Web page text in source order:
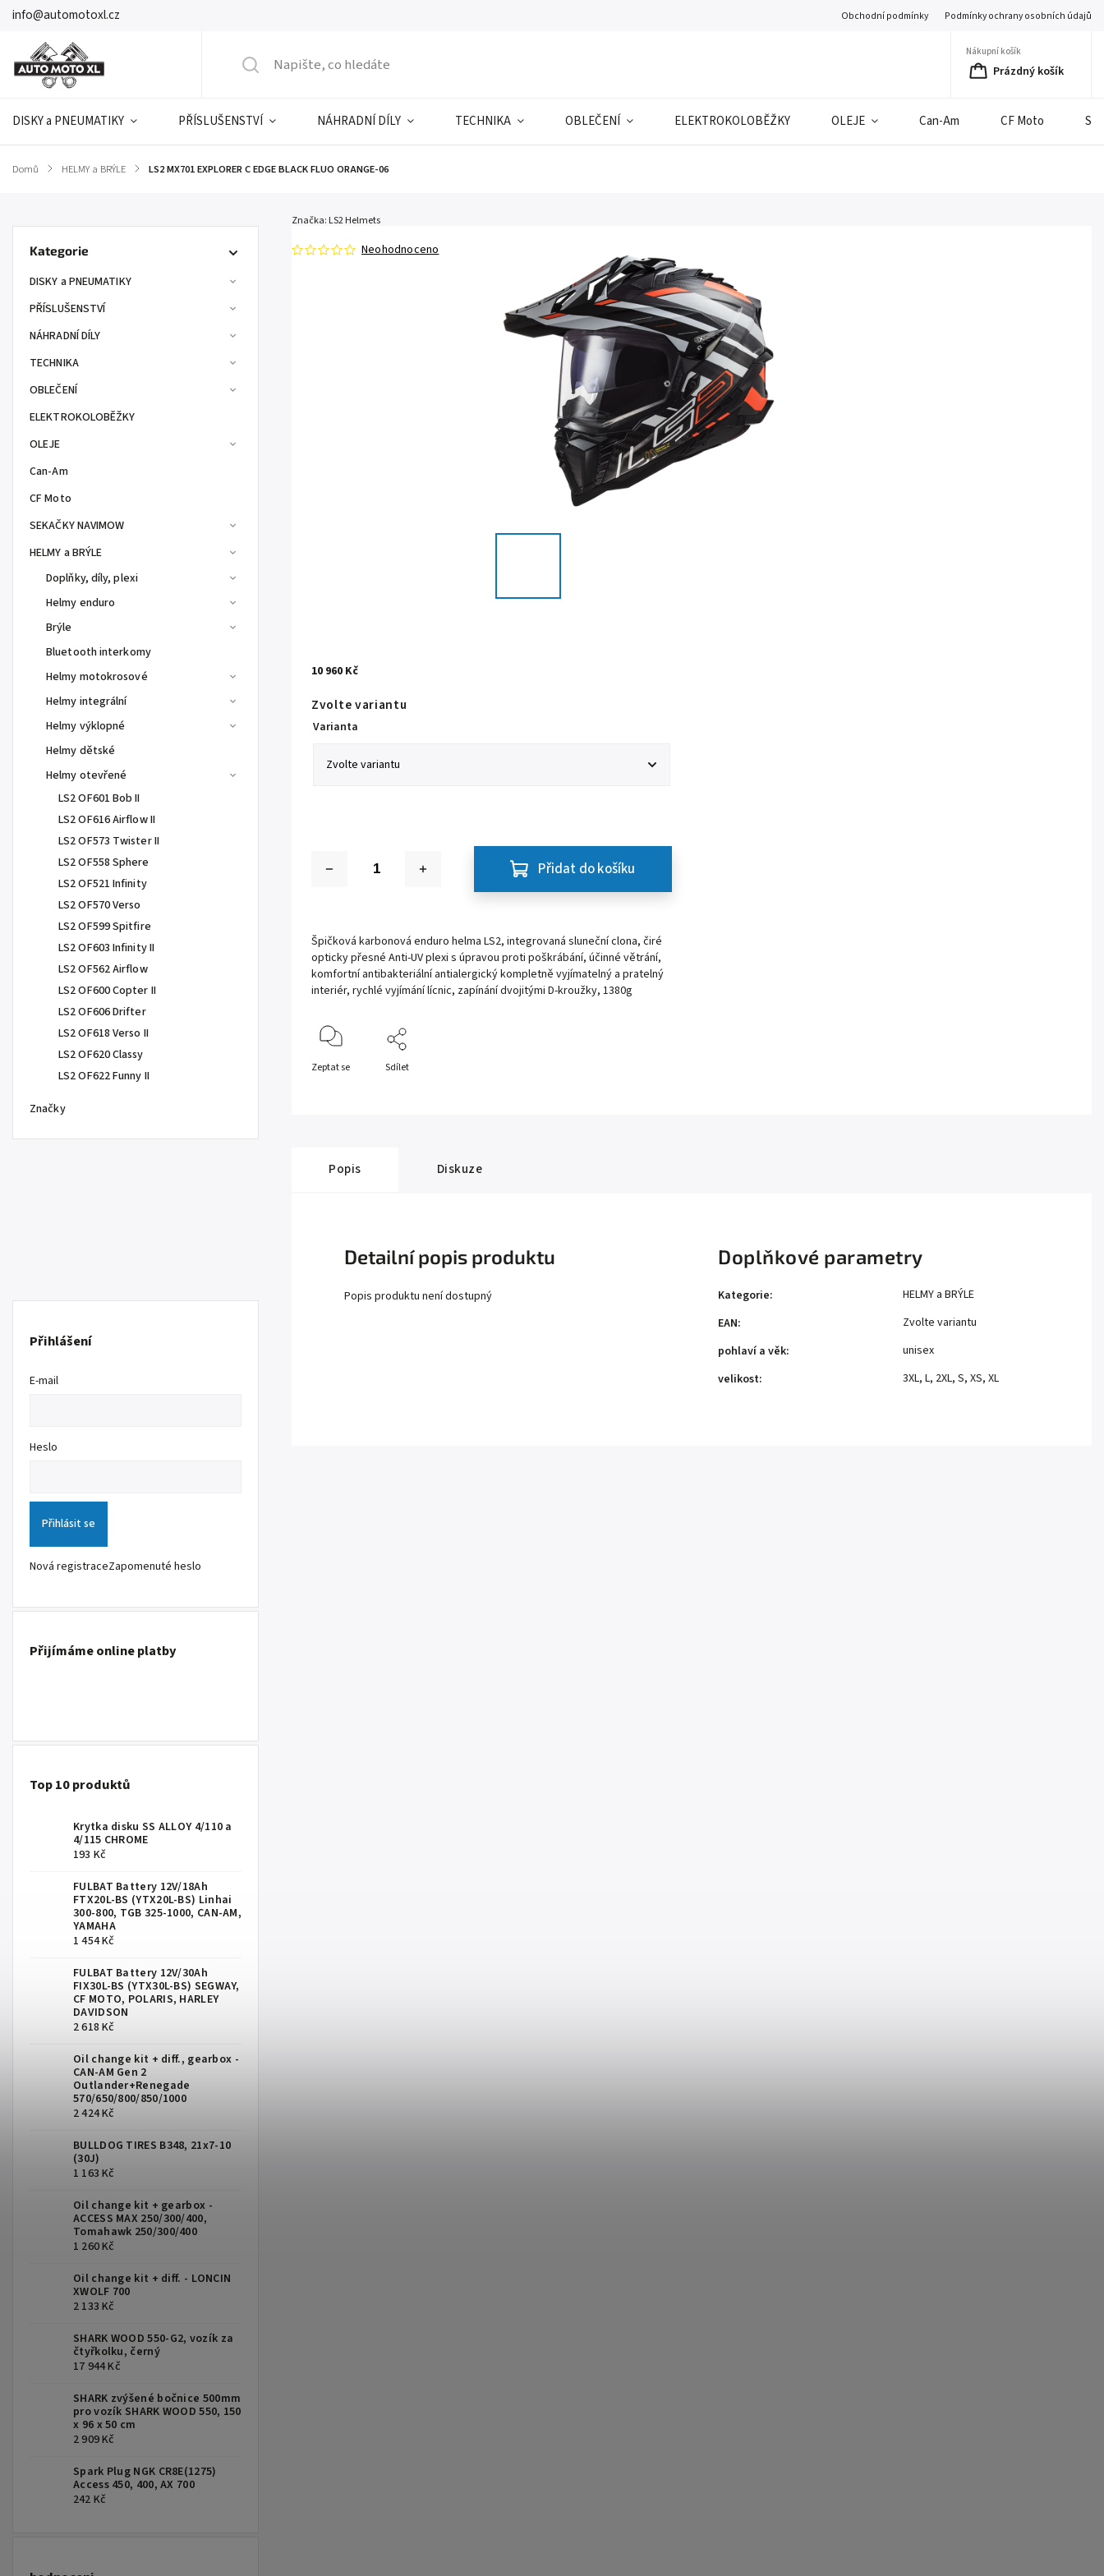
info@automotoxl.cz Obchodní podmínky Podmínky ochrany osobních údajů
Nákupní košík
Prázdný košík
DISKY a PNEUMATIKY PŘÍSLUŠENSTVÍ NÁHRADNÍ DÍLY TECHNIKA OBLEČENÍ ELEKTROKOLOBĚŽKY OLEJE Can-Am CF Moto
Domů / HELMY a BRÝLE / LS2 MX701 EXPLORER C EDGE BLACK FLUO ORANGE-06
Kategorie
DISKY a PNEUMATIKY
PŘÍSLUŠENSTVÍ
NÁHRADNÍ DÍLY
TECHNIKA
OBLEČENÍ
ELEKTROKOLOBĚŽKY
OLEJE
Can-Am
CF Moto
SEKAČKY NAVIMOW
HELMY a BRÝLE
Doplňky, díly, plexi
Helmy enduro
Brýle
Bluetooth interkomy
Helmy motokrosové
Helmy integrální
Helmy výklopné
Helmy dětské
Helmy otevřené
LS2 OF601 Bob II
LS2 OF616 Airflow II
LS2 OF573 Twister II
LS2 OF558 Sphere
LS2 OF521 Infinity
LS2 OF570 Verso
LS2 OF599 Spitfire
LS2 OF603 Infinity II
LS2 OF562 Airflow
LS2 OF600 Copter II
LS2 OF606 Drifter
LS2 OF618 Verso II
LS2 OF620 Classy
LS2 OF622 Funny II
Značky
Přihlášení
E-mail
Heslo
Přihlásit se
Nová registraceZapomenuté heslo
Přijímáme online platby
Top 10 produktů
Krytka disku SS ALLOY 4/110 a
4/115 CHROME
193 Kč
FULBAT Battery 12V/18Ah
FTX20L-BS (YTX20L-BS) Linhai
300-800, TGB 325-1000, CAN-AM,
YAMAHA
1 454 Kč
FULBAT Battery 12V/30Ah
FIX30L-BS (YTX30L-BS) SEGWAY,
CF MOTO, POLARIS, HARLEY
DAVIDSON
2 618 Kč
Oil change kit + diff., gearbox -
CAN-AM Gen 2
Outlander+Renegade
570/650/800/850/1000
2 424 Kč
BULLDOG TIRES B348, 21x7-10
(30J)
1 163 Kč
Oil change kit + gearbox -
ACCESS MAX 250/300/400,
Tomahawk 250/300/400
1 260 Kč
Oil change kit + diff. - LONCIN
XWOLF 700
2 133 Kč
SHARK WOOD 550-G2, vozík za
čtyřkolku, černý
17 944 Kč
SHARK zvýšené bočnice 500mm
pro vozík SHARK WOOD 550, 150
x 96 x 50 cm
2 909 Kč
Spark Plug NGK CR8E(1275)
Access 450, 400, AX 700
242 Kč
Neohodnoceno
Značka: LS2 Helmets
10 960 Kč
Zvolte variantu
Varianta
Přidat do košíku
Špičková karbonová enduro helma LS2, integrovaná sluneční clona, čiré
opticky přesné Anti-UV plexi s úpravou proti poškrábání, účinné větrání,
komfortní antibakteriální antialergický kompletně vyjímatelný a pratelný
interiér, rychlé vyjímání lícnic, zapínání dvojitými D-kroužky, 1380g
Zeptat se Sdílet
Popis Diskuze
Detailní popis produktu
Popis produktu není dostupný
Doplňkové parametry
Kategorie:
HELMY a BRÝLE
EAN:
Zvolte variantu
pohlaví a věk:
unisex
velikost: 3XL, L, 2XL, S, XS, XL